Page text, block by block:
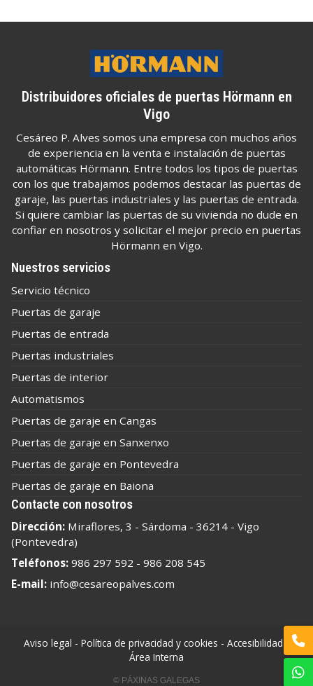
Distribuidores oficiales de puertas Hörmann en
Vigo
Cesáreo P. Alves somos una empresa con muchos años
de experiencia en la venta e instalación de puertas
automáticas Hörmann. Entre todos los tipos de puertas
con los que trabajamos podemos destacar las puertas de
garaje, las puertas industriales y las puertas de entrada.
Si quiere cambiar las puertas de su vivienda no dude en
confiar en nosotros y solicitar el mejor precio en puertas
Hörmann en Vigo.
Nuestros servicios
Servicio técnico
Puertas de garaje
Puertas de entrada
Puertas industriales
Puertas de interior
Automatismos
Puertas de garaje en Cangas
Puertas de garaje en Sanxenxo
Puertas de garaje en Pontevedra
Puertas de garaje en Baiona
Contacte con nosotros
Dirección: Miraflores, 3 - Sárdoma - 36214 - Vigo
(Pontevedra)
Teléfonos: 986 297 592 - 986 208 545
E-mail: info@cesareopalves.com
Aviso legal - Política de privacidad y cookies - Accesibilidad
Área Interna
© PÁXINAS GALEGAS